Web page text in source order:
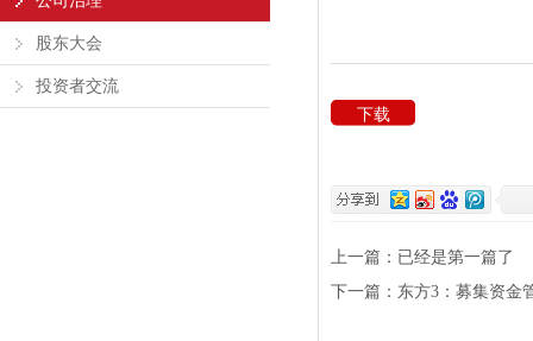
股东大会
投资者交流
下载
上一篇：已经是第一篇了
下一篇： 东方3：募集资金